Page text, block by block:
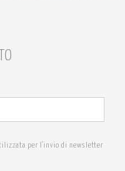
per l'invio di newsletter